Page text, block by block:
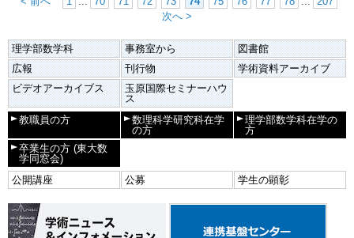
次へ >
理学部数学科 事務室から
図書館
広報
刊行物
学術資料アーカイブ
ビデオアーカイブス
玉原国際セミナーハウ
ス
教職員の方
数理科学研究科在学
の方
理学部数学科在学の
方
卒業生の方 (東大数
学同窓会)
公開講座
公募 学生の顕彰